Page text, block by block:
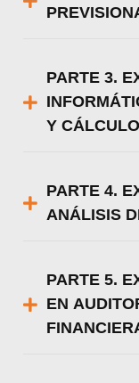
PARTE 3.
Y
PARTE 4.
ANÁLISIS
PARTE 5.
EN